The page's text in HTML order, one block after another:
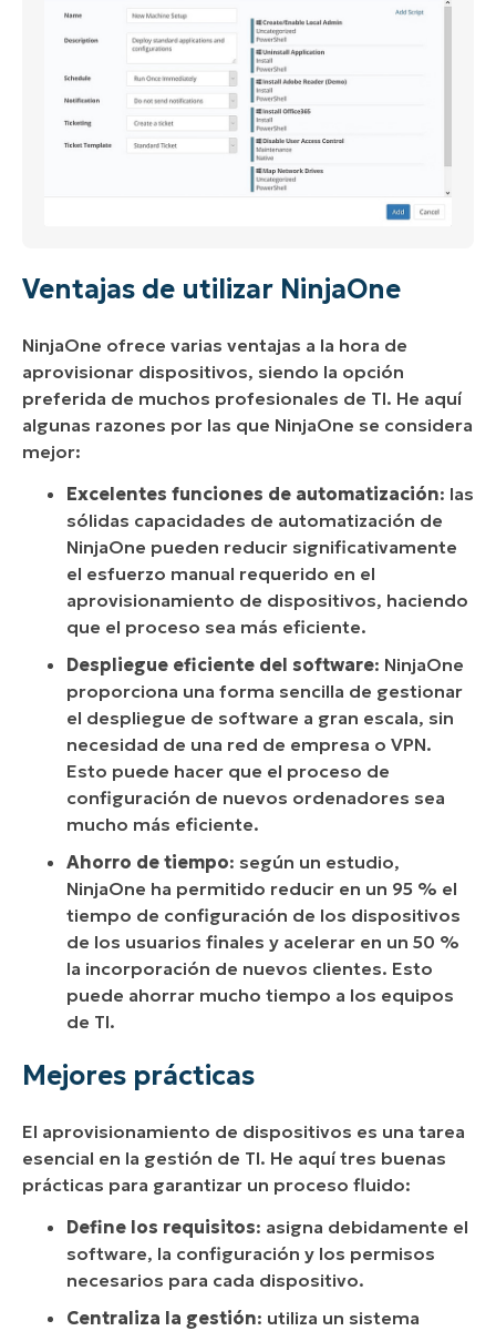
Ventajas de utilizar NinjaOne
NinjaOne ofrece varias ventajas a la hora de
aprovisionar dispositivos, siendo la opción
preferida de muchos profesionales de TI. He aquí
algunas razones por las que NinjaOne se considera
mejor:
Excelentes funciones de automatización: las
sólidas capacidades de automatización de
NinjaOne pueden reducir significativamente
el esfuerzo manual requerido en el
aprovisionamiento de dispositivos, haciendo
que el proceso sea más eficiente.
Despliegue eficiente del software: NinjaOne
proporciona una forma sencilla de gestionar
el despliegue de software a gran escala, sin
necesidad de una red de empresa o VPN.
Esto puede hacer que el proceso de
configuración de nuevos ordenadores sea
mucho más eficiente.
Ahorro de tiempo: según un estudio,
NinjaOne ha permitido reducir en un 95 % el
tiempo de configuración de los dispositivos
de los usuarios finales y acelerar en un 50 %
la incorporación de nuevos clientes. Esto
puede ahorrar mucho tiempo a los equipos
de TI.
Mejores prácticas
El aprovisionamiento de dispositivos es una tarea
esencial en la gestión de TI. He aquí tres buenas
prácticas para garantizar un proceso fluido:
Define los requisitos: asigna debidamente el
software, la configuración y los permisos
necesarios para cada dispositivo.
Centraliza la gestión: utiliza un sistema